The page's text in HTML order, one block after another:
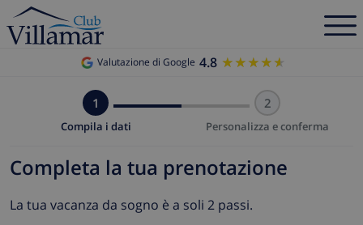
Valutazione di Google 4.8 ★★★★★
★★★★★
1
Compila i dati
2
Personalizza e conferma
Completa la tua prenotazione
La tua vacanza da sogno è a soli 2 passi.